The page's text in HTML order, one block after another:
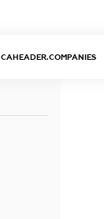
CAHEADER.COMPANIES